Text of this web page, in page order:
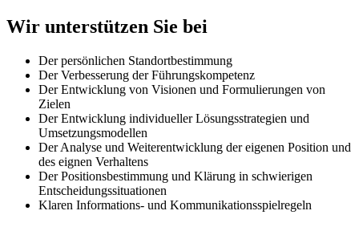
Wir unterstützen Sie bei
Der persönlichen Standortbestimmung
Der Verbesserung der Führungskompetenz
Der Entwicklung von Visionen und Formulierungen von
Zielen
Der Entwicklung individueller Lösungsstrategien und
Umsetzungsmodellen
Der Analyse und Weiterentwicklung der eigenen Position und
des eignen Verhaltens
Der Positionsbestimmung und Klärung in schwierigen
Entscheidungssituationen
Klaren Informations- und Kommunikationsspielregeln